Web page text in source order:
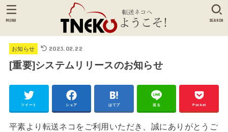
SEARCH
MENU
お知らせ 2023.02.22
[重要]システムリリースのお知らせ
ツイート シェア はてブ 送る Pocket
平素より転送ネコをご利用いただき、誠にありがとうご